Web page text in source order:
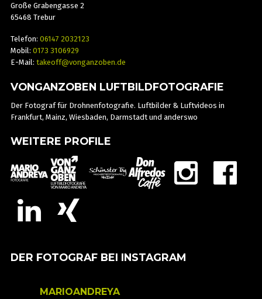
Große Grabengasse 2
65468 Trebur
Telefon: 06147 2032123
Mobil: 0173 3106929
E-Mail: takeoff@vonganzoben.de
VONGANZOBEN LUFTBILDFOTOGRAFIE
Der Fotograf für Drohnenfotografie. Luftbilder & Luftvideos in
Frankfurt, Mainz, Wiesbaden, Darmstadt und anderswo
WEITERE PROFILE
DER FOTOGRAF BEI INSTAGRAM
MARIOANDREYA